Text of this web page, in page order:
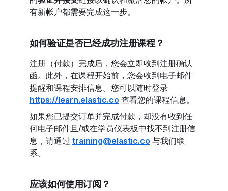
有新帐户都需要完成这一步。
如何验证是否已经成功注册课程？
注册（付款）完成后，您会立即收到注册确认
函。此外，在课程开始前，您会收到电子邮件
提醒和课程安排信息。您可以随时登录
https://learn.elastic.co 查看您的课程信息。
如果您已提交订单并完成付款，却没有收到任
何电子邮件且/或在学员仪表板中找不到注册信
息，请通过 training@elastic.co 与我们联
系。
应该如何使用订阅？